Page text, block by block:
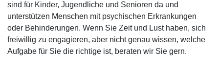
sind für Kinder, Jugendliche und Senioren da und
unterstützen Menschen mit psychischen Erkrankungen
oder Behinderungen. Wenn Sie Zeit und Lust haben, sich
freiwillig zu engagieren, aber nicht genau wissen, welche
Aufgabe für Sie die richtige ist, beraten wir Sie gern.